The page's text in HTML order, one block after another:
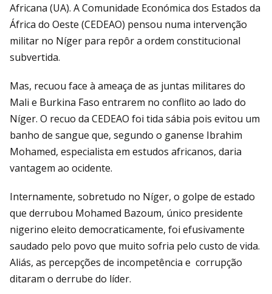
Africana (UA). A Comunidade Económica dos Estados da
África do Oeste (CEDEAO) pensou numa intervenção
militar no Níger para repôr a ordem constitucional
subvertida.
Mas, recuou face à ameaça de as juntas militares do
Mali e Burkina Faso entrarem no conflito ao lado do
Níger. O recuo da CEDEAO foi tida sábia pois evitou um
banho de sangue que, segundo o ganense Ibrahim
Mohamed, especialista em estudos africanos, daria
vantagem ao ocidente.
Internamente, sobretudo no Níger, o golpe de estado
que derrubou Mohamed Bazoum, único presidente
nigerino eleito democraticamente, foi efusivamente
saudado pelo povo que muito sofria pelo custo de vida.
Aliás, as percepções de incompetência e corrupção
ditaram o derrube do líder.